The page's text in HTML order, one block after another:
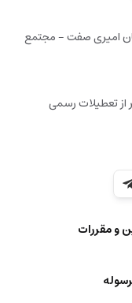
امیری صفت - مجتمع
و مقررات